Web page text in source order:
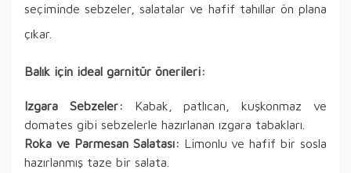
seçiminde sebzeler, salatalar ve hafif tahıllar ön plana
çıkar.
Balık için ideal garnitür önerileri:
Izgara Sebzeler: Kabak, patlıcan, kuşkonmaz ve
domates gibi sebzelerle hazırlanan ızgara tabakları.
Roka ve Parmesan Salatası: Limonlu ve hafif bir sosla
hazırlanmış taze bir salata.